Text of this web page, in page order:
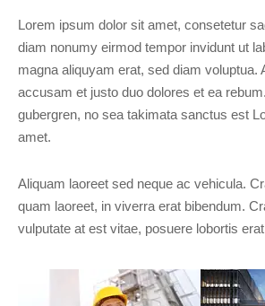
Lorem ipsum dolor sit amet, consetetur
diam nonumy eirmod tempor invidunt ut
magna aliquyam erat, sed diam voluptua.
accusam et justo duo dolores et ea
gubergren, no sea takimata sanctus est
amet.
Aliquam laoreet sed neque ac vehicula.
quam laoreet, in viverra erat bibendum.
vulputate at est vitae, posuere lobortis